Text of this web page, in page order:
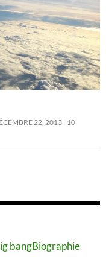
22, 2013
10
bangBiographie